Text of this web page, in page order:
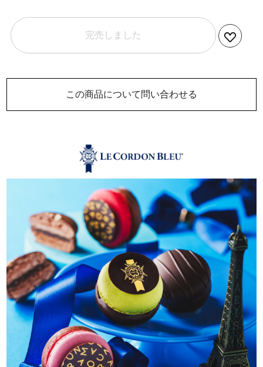
完売しました
この商品について問い合わせる